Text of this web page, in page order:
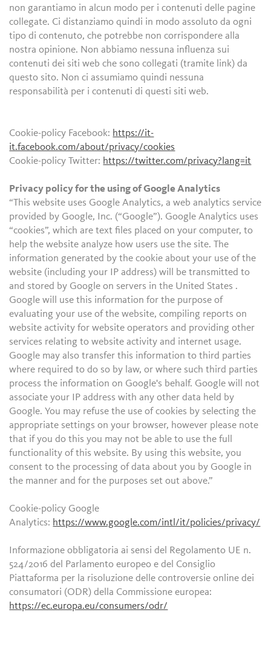
non garantiamo in alcun modo per i contenuti delle pagine
collegate. Ci distanziamo quindi in modo assoluto da ogni
tipo di contenuto, che potrebbe non corrispondere alla
nostra opinione. Non abbiamo nessuna influenza sui
contenuti dei siti web che sono collegati (tramite link) da
questo sito. Non ci assumiamo quindi nessuna
responsabilità per i contenuti di questi siti web.
Cookie-policy Facebook: https://it-
it.facebook.com/about/privacy/cookies
Cookie-policy Twitter: https://twitter.com/privacy?lang=it
Privacy policy for the using of Google Analytics
“This website uses Google Analytics, a web analytics service
provided by Google, Inc. (“Google”). Google Analytics uses
“cookies”, which are text files placed on your computer, to
help the website analyze how users use the site. The
information generated by the cookie about your use of the
website (including your IP address) will be transmitted to
and stored by Google on servers in the United States .
Google will use this information for the purpose of
evaluating your use of the website, compiling reports on
website activity for website operators and providing other
services relating to website activity and internet usage.
Google may also transfer this information to third parties
where required to do so by law, or where such third parties
process the information on Google's behalf. Google will not
associate your IP address with any other data held by
Google. You may refuse the use of cookies by selecting the
appropriate settings on your browser, however please note
that if you do this you may not be able to use the full
functionality of this website. By using this website, you
consent to the processing of data about you by Google in
the manner and for the purposes set out above.”
Cookie-policy Google
Analytics: https://www.google.com/intl/it/policies/privacy/
Informazione obbligatoria ai sensi del Regolamento UE n.
524/2016 del Parlamento europeo e del Consiglio
Piattaforma per la risoluzione delle controversie online dei
consumatori (ODR) della Commissione europea:
https://ec.europa.eu/consumers/odr/